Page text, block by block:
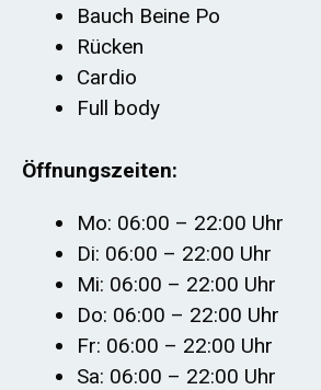
Bauch Beine Po
Rücken
Cardio
Full body
Öffnungszeiten:
Mo: 06:00 – 22:00 Uhr
Di: 06:00 – 22:00 Uhr
Mi: 06:00 – 22:00 Uhr
Do: 06:00 – 22:00 Uhr
Fr: 06:00 – 22:00 Uhr
Sa: 06:00 – 22:00 Uhr